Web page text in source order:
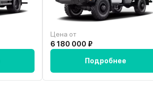
Цена от
6 180 000 ₽
Подробнее